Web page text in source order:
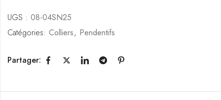
UGS : 08-04SN25
Catégories: Colliers, Pendentifs
Partager: